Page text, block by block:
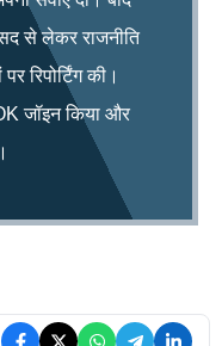
से लेकर राजनीति
रिपोर्टिंग की।
जॉइन किया और